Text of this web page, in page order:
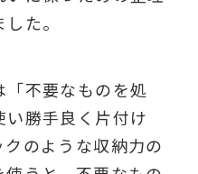
た。
不要なものを処
勝手良く片付け
のような収納力の